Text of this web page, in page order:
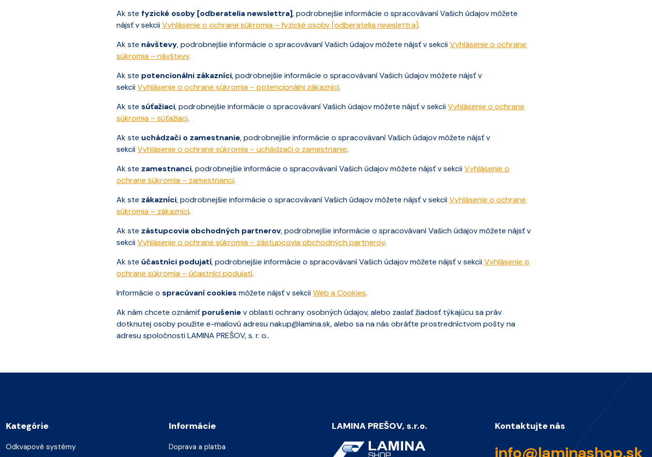
Ak ste fyzické osoby [odberatelia newslettra], podrobnejšie informácie o spracovávaní Vašich údajov môžete
nájsť v sekciiVyhlásenie o ochrane súkromia – fyzické osoby [odberatelia newslettra].
Ak ste návštevy, podrobnejšie informácie o spracovávaní Vašich údajov môžete nájsť v sekciiVyhlásenie o ochrane
súkromia – návštevy.
Ak ste potencionálni zákazníci, podrobnejšie informácie o spracovávaní Vašich údajov môžete nájsť v
sekciiVyhlásenie o ochrane súkromia – potencionálni zákazníci.
Ak ste súťažiaci, podrobnejšie informácie o spracovávaní Vašich údajov môžete nájsť v sekciiVyhlásenie o ochrane
súkromia – súťažiaci.
Ak ste uchádzači o zamestnanie, podrobnejšie informácie o spracovávaní Vašich údajov môžete nájsť v
sekciiVyhlásenie o ochrane súkromia – uchádzači o zamestnanie.
Ak ste zamestnanci, podrobnejšie informácie o spracovávaní Vašich údajov môžete nájsť v sekciiVyhlásenie o
ochrane súkromia – zamestnanci.
Ak ste zákazníci, podrobnejšie informácie o spracovávaní Vašich údajov môžete nájsť v sekciiVyhlásenie o ochrane
súkromia – zákazníci.
Ak ste zástupcovia obchodných partnerov, podrobnejšie informácie o spracovávaní Vašich údajov môžete nájsť v
sekciiVyhlásenie o ochrane súkromia – zástupcovia obchodných partnerov.
Ak ste účastníci podujatí, podrobnejšie informácie o spracovávaní Vašich údajov môžete nájsť v sekciiVyhlásenie o
ochrane súkromia – účastníci podujatí.
Informácie o spracúvaní cookies môžete nájsť v sekciiWeb a Cookies.
Ak nám chcete oznámiť porušeniev oblasti ochrany osobných údajov, alebo zaslať žiadosť týkajúcu sa práv
dotknutej osoby použite e-mailovú adresunakup@lamina.sk, alebo sa na nás obráťte prostredníctvom pošty na
adresu spoločnosti LAMINA PREŠOV, s. r. o..
Kategórie
Odkvapové systémy
Informácie
Doprava a platba
LAMINA PREŠOV, s.r.o. Kontaktujte nás
info@laminashop.sk